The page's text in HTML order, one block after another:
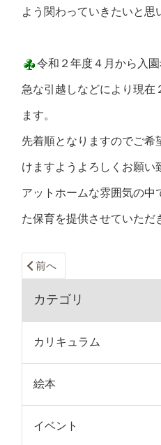
よう関わっていきたいと思
令和２年度４月から入
急な引越しなどにより現在
ます。
先着順となりますのでご希
けますようよろしくお願い
アットホームな雰囲気の中
た保育を提供させていただ
前へ
カテゴリ
カリキュラム
絵本
イベント